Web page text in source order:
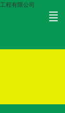
程有限公司